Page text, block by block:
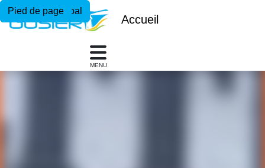
Menu principal
Contenu principal
Pied de page
Accueil
MENU